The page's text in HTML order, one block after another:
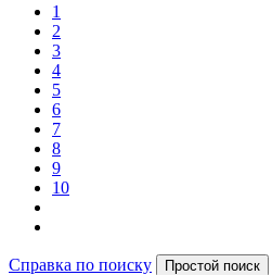
1
2
3
4
5
6
7
8
9
10
Справка по поиску